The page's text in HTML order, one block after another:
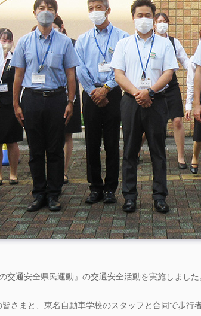
通安全県民運動』の交通安全活動を実施しました
さまと、東名自動車学校のスタッフと合同で歩行